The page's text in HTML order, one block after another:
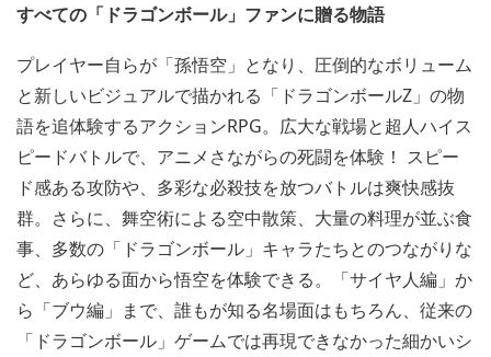
すべての「ドラゴンボール」ファンに贈る物語
プレイヤー自らが「孫悟空」となり、圧倒的なボリューム
と新しいビジュアルで描かれる「ドラゴンボールZ」の物
語を追体験するアクションRPG。広大な戦場と超人ハイス
ピードバトルで、アニメさながらの死闘を体験！ スピー
ド感ある攻防や、多彩な必殺技を放つバトルは爽快感抜
群。さらに、舞空術による空中散策、大量の料理が並ぶ食
事、多数の「ドラゴンボール」キャラたちとのつながりな
ど、あらゆる面から悟空を体験できる。「サイヤ人編」か
ら「ブウ編」まで、誰もが知る名場面はもちろん、従来の
「ドラゴンボール」ゲームでは再現できなかった細かいシ